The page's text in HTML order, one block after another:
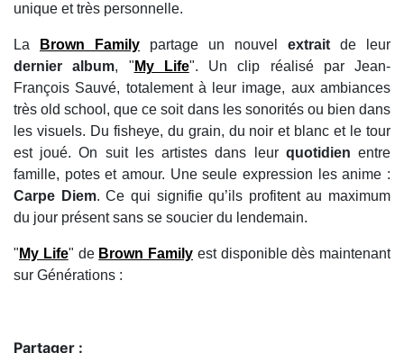
unique et très personnelle.
La Brown Family partage un nouvel extrait de leur
dernier album, " My Life". Un clip réalisé par Jean-
François Sauvé, totalement à leur image, aux ambiances
très old school, que ce soit dans les sonorités ou bien dans
les visuels. Du fisheye, du grain, du noir et blanc et le tour
est joué. On suit les artistes dans leur quotidien entre
famille, potes et amour. Une seule expression les anime :
Carpe Diem. Ce qui signifie qu’ils profitent au maximum
du jour présent sans se soucier du lendemain.
" My Life" de Brown Family est disponible dès maintenant
sur Générations :
Partager :